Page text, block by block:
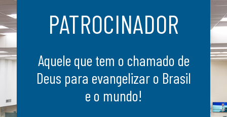
PATROCINADOR
Aquele que tem o chamado de
Deus para evangelizar o Brasil
e o mundo!